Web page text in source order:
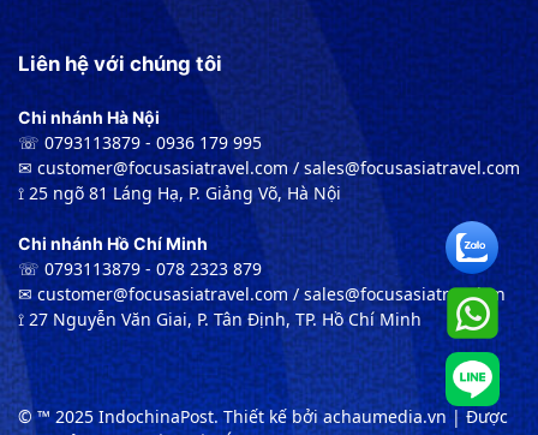
Liên hệ với chúng tôi
Chi nhánh Hà Nội
☏ 0793113879 - 0936 179 995
✉︎ customer@focusasiatravel.com / sales@focusasiatravel.com
⟟ 25 ngõ 81 Láng Hạ, P. Giảng Võ, Hà Nội
Chi nhánh Hồ Chí Minh
☏ 0793113879 - 078 2323 879
✉︎ customer@focusasiatravel.com / sales@focusasiatravel.vn
⟟ 27 Nguyễn Văn Giai, P. Tân Định, TP. Hồ Chí Minh
© ™ 2025 IndochinaPost. Thiết kế bởi achaumedia.vn | Được